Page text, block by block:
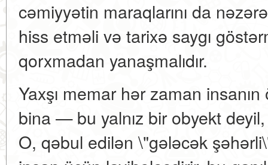
cəmiyyətin maraqlarını da
hiss etməli və tarixə saygı
qorxmadan yanaşmalıdır.
Yaxşı memar hər zaman
bina — bu yalnız bir obyekt
O, qəbul edilən \"gələcək